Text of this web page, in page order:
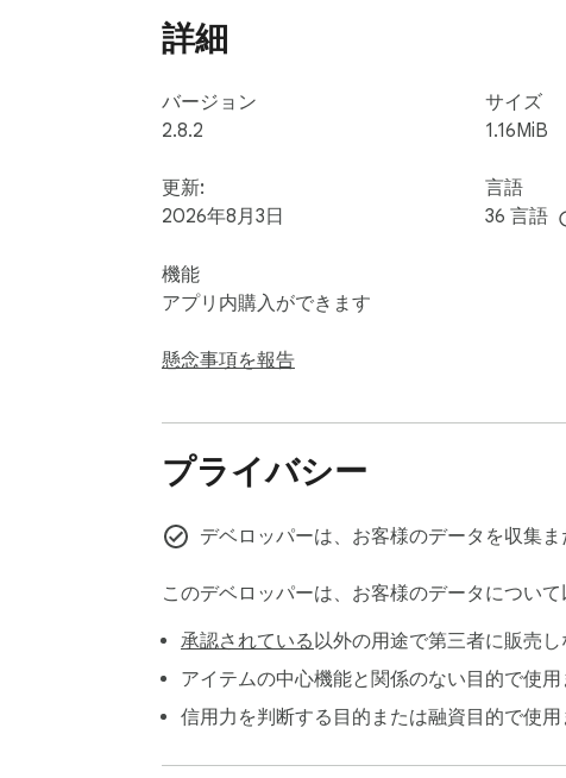
  • CSV (.csv) — import directly into spreadsheets or data tools
  • HTML (.html) — a styled, self-contained, shareable webpage
  • Word (.docx) — edit in Microsoft Word or Google Docs
  • Excel (.xlsx) — tabular data for analysis and reporting
  • ZIP Archive (.zip) — the full conversation bundled with every attachment and file
  ChatGPT and Claude let you organise your work into Projects. No other exporter on the Chrome Web Store can touch them.
  documents, files), and packages everything into one clean, labelled ZIP archive — automatically, in one click.
  Long conversations have noise. ChatExport AI adds a checkbox to every message so you can pick exactly which ones to include —
  what matters. Then export only that.
  No other AI export extension gives you this level of per-message control.
  BUILT FOR PRIVACY — ZERO COMPROMISE
詳細
バージョン
2.8.2
更新:
2026年8月3日
機能
アプリ内購入ができます
懸念事項を報告
サイズ
1.16MiB
言語
36 言語
プライバシー
デベロッパーは、お客様のデータを収集
このデベロッパーは、お客様のデータについ
承認されている以外の用途で第三者に販売し
アイテムの中心機能と関係のない目的で使
信用力を判断する目的または融資目的で使